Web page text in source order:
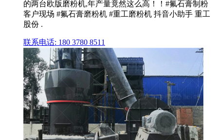
的两台欧版磨粉机,年产量竟然这么高！！#氟石膏制粉
客户现场 #氟石膏磨粉机 #重工磨粉机 抖音小助手 重工
股份 .
联系电话: 180 3780 8511